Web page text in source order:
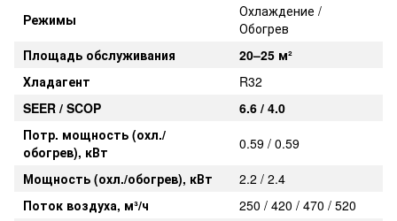
Режимы
Охлаждение /
Обогрев
Площадь обслуживания
20–25 м²
Хладагент
R32
SEER / SCOP
6.6 / 4.0
Потр. мощность (охл./
обогрев), кВт
0.59 / 0.59
Мощность (охл./обогрев), кВт
2.2 / 2.4
Поток воздуха, м³/ч
250 / 420 / 470 / 520